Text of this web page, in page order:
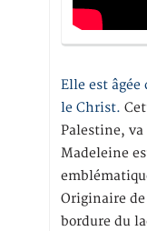
Elle est âgée
le Christ.
Palestine,
Madeleine
Originaire
bordure du